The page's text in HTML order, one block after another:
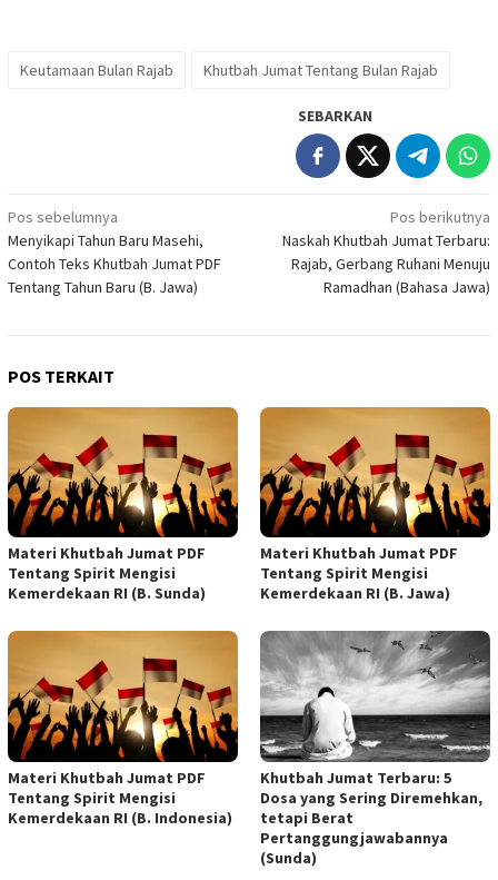
Keutamaan Bulan Rajab Khutbah Jumat Tentang Bulan Rajab
SEBARKAN
Navigasi
pos
Pos sebelumnya
Menyikapi Tahun Baru Masehi,
Contoh Teks Khutbah Jumat PDF
Tentang Tahun Baru (B. Jawa)
Pos berikutnya
Naskah Khutbah Jumat Terbaru:
Rajab, Gerbang Ruhani Menuju
Ramadhan (Bahasa Jawa)
POS TERKAIT
Materi Khutbah Jumat PDF
Tentang Spirit Mengisi
Kemerdekaan RI (B. Sunda)
Materi Khutbah Jumat PDF
Tentang Spirit Mengisi
Kemerdekaan RI (B. Jawa)
Materi Khutbah Jumat PDF
Tentang Spirit Mengisi
Kemerdekaan RI (B. Indonesia)
Khutbah Jumat Terbaru: 5
Dosa yang Sering Diremehkan,
tetapi Berat
Pertanggungjawabannya
(Sunda)